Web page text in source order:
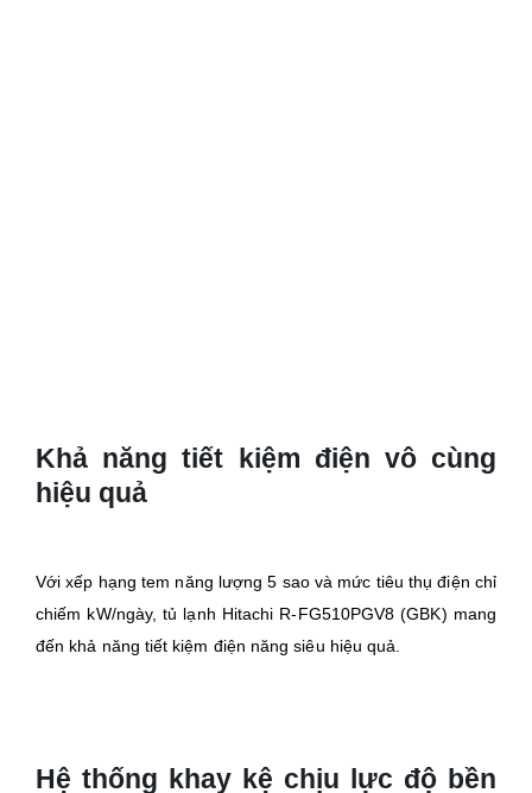
Khả năng tiết kiệm điện vô cùng
hiệu quả
Với xếp hạng tem năng lượng 5 sao và mức tiêu thụ điện chỉ
chiếm kW/ngày, tủ lạnh Hitachi R-FG510PGV8 (GBK) mang
đến khả năng tiết kiệm điện năng siêu hiệu quả.
Hệ thống khay kệ chịu lực độ bền